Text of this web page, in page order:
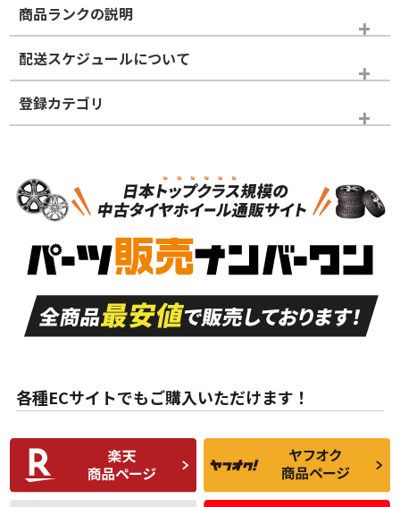
商品ランクの説明
※商品ランクは出品者の主観により判断しておりますので、あら
かじめご了承ください。
ホイールランク
S
品）
S
新車外し品（新古
付き
A
走行距離も少なく、
目立つ傷もほとんど
ない中古品
A
走行距離も少なく、
非常に状態の良い中
古品
な中古品
んどない中古品
C
比較的きれいな中古
品
C
られるが、使用に問
題のない中古品
残り溝も少なく、偏
配送スケジュールについて
登録カテゴリ
スタッドレスタイヤホイールセット
各種ECサイトでもご購入いただけます！